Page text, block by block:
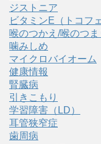
ジストニア
ビタミンE（トコフ
喉のつかえ/喉のつま
噛みしめ
マイクロバイオーム
健康情報
腎臓病
引きこもり
学習障害（LD）
耳管狭窄症
歯周病